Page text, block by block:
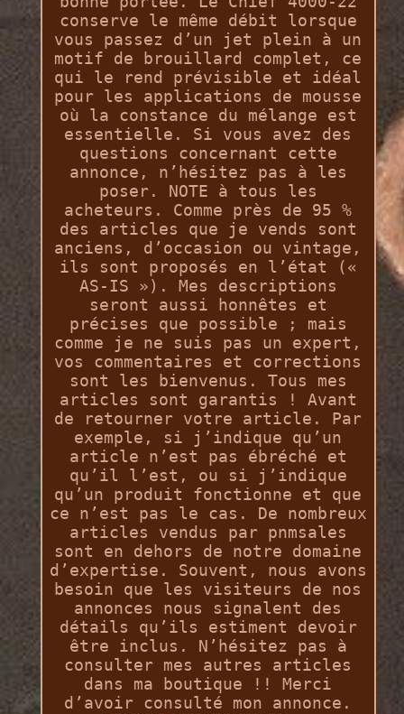
conserve le même débit lorsque
vous passez d’un jet plein à un
motif de brouillard complet, ce
qui le rend prévisible et idéal
pour les applications de mousse
où la constance du mélange est
essentielle. Si vous avez des
questions concernant cette
annonce, n’hésitez pas à les
poser. NOTE à tous les
acheteurs. Comme près de 95 %
des articles que je vends sont
anciens, d’occasion ou vintage,
ils sont proposés en l’état («
AS-IS »). Mes descriptions
seront aussi honnêtes et
précises que possible ; mais
comme je ne suis pas un expert,
vos commentaires et corrections
sont les bienvenus. Tous mes
articles sont garantis ! Avant
de retourner votre article. Par
exemple, si j’indique qu’un
article n’est pas ébréché et
qu’il l’est, ou si j’indique
qu’un produit fonctionne et que
ce n’est pas le cas. De nombreux
articles vendus par pnmsales
sont en dehors de notre domaine
d’expertise. Souvent, nous avons
besoin que les visiteurs de nos
annonces nous signalent des
détails qu’ils estiment devoir
être inclus. N’hésitez pas à
consulter mes autres articles
dans ma boutique !! Merci
d’avoir consulté mon annonce.